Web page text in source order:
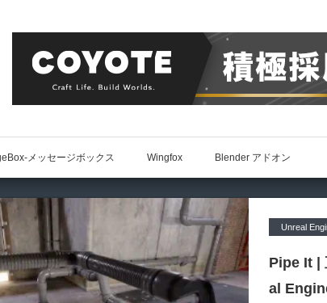
メッセージボックス Wingfox Blender アドオン
Unreal
Pipe It |
al